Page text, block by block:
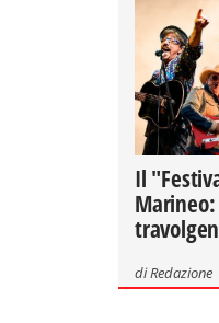
Il
diRedazione